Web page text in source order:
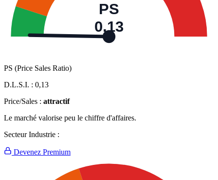
PS
0,13
PS (Price Sales Ratio)
D.L.S.I. : 0,13
Price/Sales : attractif
Le marché valorise peu le chiffre d'affaires.
Secteur Industrie :
Devenez Premium